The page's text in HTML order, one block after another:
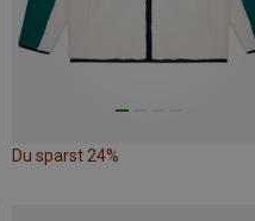
Du sparst 24%